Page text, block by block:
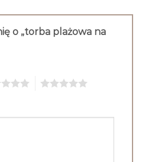
o „torba plażowa na